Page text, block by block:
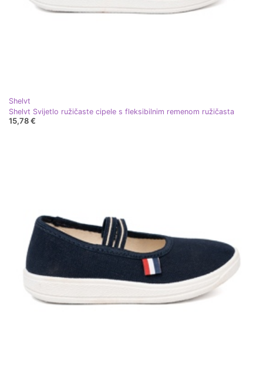
Shelvt
Shelvt Svijetlo ružičaste cipele s fleksibilnim remenom ružičasta
15,78 €